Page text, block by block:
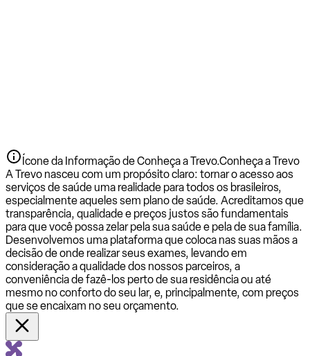
Ícone da Informação de Conheça a Trevo.Conheça a Trevo
A Trevo nasceu com um propósito claro: tornar o acesso aos
serviços de saúde uma realidade para todos os brasileiros,
especialmente aqueles sem plano de saúde. Acreditamos que
transparência, qualidade e preços justos são fundamentais
para que você possa zelar pela sua saúde e pela de sua família.
Desenvolvemos uma plataforma que coloca nas suas mãos a
decisão de onde realizar seus exames, levando em
consideração a qualidade dos nossos parceiros, a
conveniência de fazê-los perto de sua residência ou até
mesmo no conforto do seu lar, e, principalmente, com preços
que se encaixam no seu orçamento.